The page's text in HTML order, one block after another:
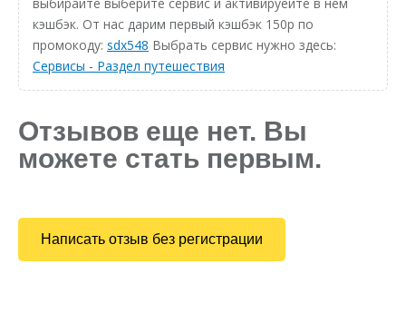
кэшбэк. От нас дарим первый кэшбэк 150р по
промокоду: sdx548 Выбрать сервис нужно здесь:
Сервисы - Раздел путешествия
Отзывов еще нет. Вы
можете стать первым.
Написать отзыв без регистрации